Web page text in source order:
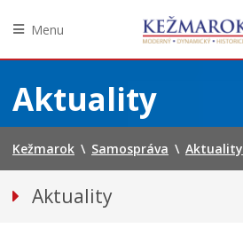
obsah
Menu
Aktuality
Kežmarok \ Samospráva \ Aktuality
Aktuality